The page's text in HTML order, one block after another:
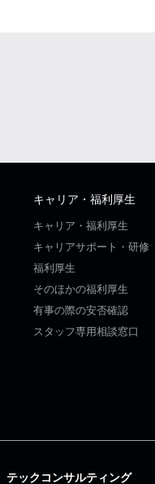
キャリア・福利厚生
キャリア・福利厚生
キャリアサポート・研修
福利厚生
そのほかの福利厚生
有事の際の安否確認
スタッフ専用相談窓口
テックコンサルティング